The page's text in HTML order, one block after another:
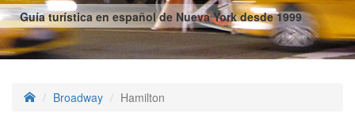
Guía turística en español de Nueva York desde 1999
Broadway Hamilton